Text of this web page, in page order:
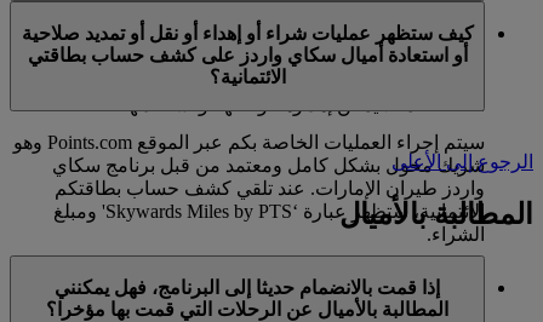
يستخدمون حسابا شخصيا في برنامج سكاي واردز لطيران
الإمارات ولا تنطبق على حسابات برنامج العائلة. وهذا يعني أنه
لا يمكن شراء أميال سكاي واردز إضافية لحسابات برنامج
العائلة، كما لا يمكن إهداؤها أو نقلها أو استعادتها.
كيف ستظهر عمليات شراء أو إهداء أو نقل أو تمديد صلاحية
أو استعادة أميال سكاي واردز على كشف حساب بطاقتي
الائتمانية؟
سيتم إجراء العمليات الخاصة بكم عبر الموقع Points.com وهو
شريك مخول بشكل كامل ومعتمد من قبل برنامج سكاي
واردز طيران الإمارات. عند تلقي كشف حساب بطاقتكم
الائتمانية، ستظهر عبارة ‘Skywards Miles by PTS' ومبلغ
الشراء.
يرجى زيارة هذهالصفحة للحصول على المزيد من المعلومات.
الرجوع إلى الأعلى
المطالبة بالأميال
إذا قمت بالانضمام حديثا إلى البرنامج، فهل يمكنني
المطالبة بالأميال عن الرحلات التي قمت بها مؤخرا؟